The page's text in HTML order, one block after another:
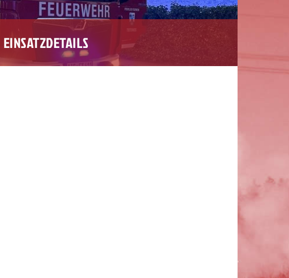
EINSATZDETAILS